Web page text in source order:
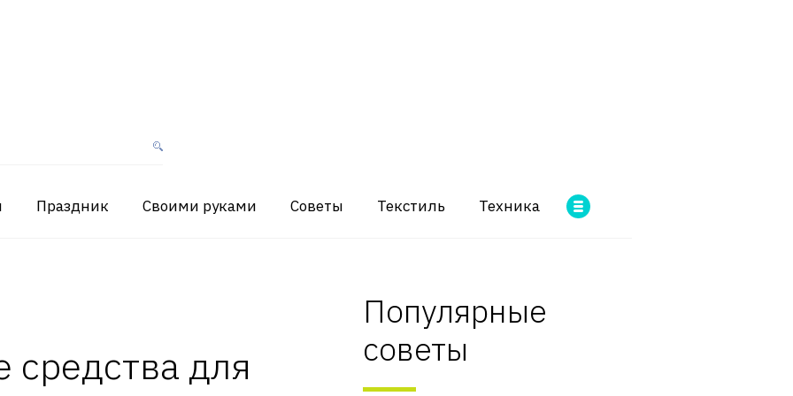
Праздник Своими руками Советы Текстиль Техника
для
Популярные
советы